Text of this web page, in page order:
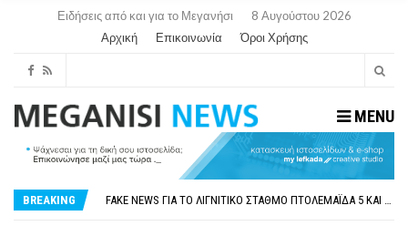
Ειδήσεις από και για το Μεγανήσι
8 Αυγούστου 2026
Αρχική
Επικοινωνία Όροι Χρήσης
MENU
BREAKING
ΟΡΙΣΤΙΚΆ ΧΩΡΊΣ ΑΚΤΟΠΛΟΙΚΗ ΣΎΝΔΕΣΗ ΦΈΤΟΣ ΤΟ ΚΑΛΟΚΑΊΡΙ ΤΑ ΙΌΝΙΑ